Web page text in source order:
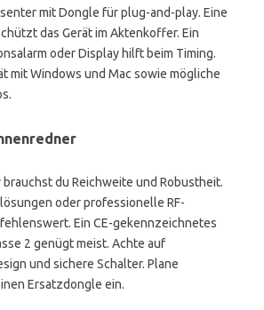
mit Dongle für plug-and-play. Eine
das Gerät im Aktenkoffer. Ein
oder Display hilft beim Timing.
mit Windows und Mac sowie mögliche
du Reichweite und Robustheit.
oder professionelle RF-
Ein CE-gekennzeichnetes
2 genügt meist. Achte auf
und sichere Schalter. Plane
Ersatzdongle ein.